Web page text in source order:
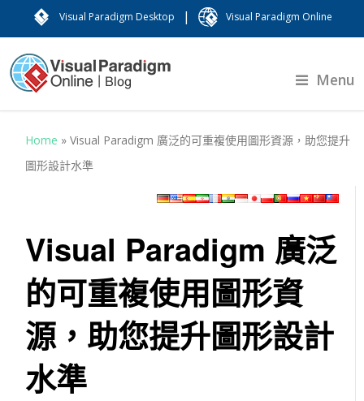
Visual Paradigm Desktop | Visual Paradigm Online
Menu
Home »Visual Paradigm 廣泛的可重複使用圖形資源，助您提升
圖形設計水準
Visual Paradigm 廣泛
的可重複使用圖形資
源，助您提升圖形設計
水準